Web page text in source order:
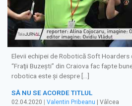
Elevii echipei de Robotică Soft Hoarders
“Fraţii Buzeşti” din Craiova fac fapte
robotica este şi despre […]
SĂ NU SE ACORDE TITLUL
02.04.2020 Valentin Pribeanu | Vâlcea